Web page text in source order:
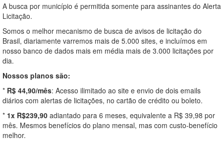
A busca por município é permitida somente para assinantes do Alerta
Licitação.
Somos o melhor mecanismo de busca de avisos de licitação do
Brasil, diariamente varremos mais de 5.000 sites, e incluímos em
nosso banco de dados mais em média mais de 3.000 licitações por
dia.
Nossos planos são:
* R$ 44,90/mês: Acesso ilimitado ao site e envio de dois emails
diários com alertas de licitações, no cartão de crédito ou boleto.
* 1x R$239,90 adiantado para 6 meses, equivalente a R$ 39,98 por
mês. Mesmos benefícios do plano mensal, mas com custo-benefício
melhor.